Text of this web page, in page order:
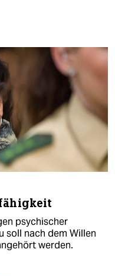
psychischer
soll nach dem Willen
werden.